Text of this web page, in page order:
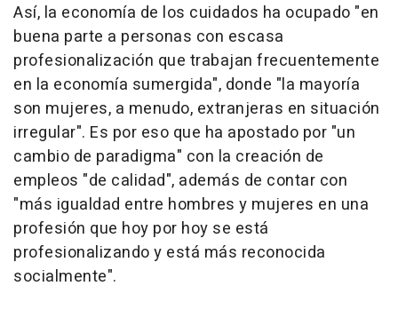
Así, la economía de los cuidados ha ocupado "en
buena parte a personas con escasa
profesionalización que trabajan frecuentemente
en la economía sumergida", donde "la mayoría
son mujeres, a menudo, extranjeras en situación
irregular". Es por eso que ha apostado por "un
cambio de paradigma" con la creación de
empleos "de calidad", además de contar con
"más igualdad entre hombres y mujeres en una
profesión que hoy por hoy se está
profesionalizando y está más reconocida
socialmente".